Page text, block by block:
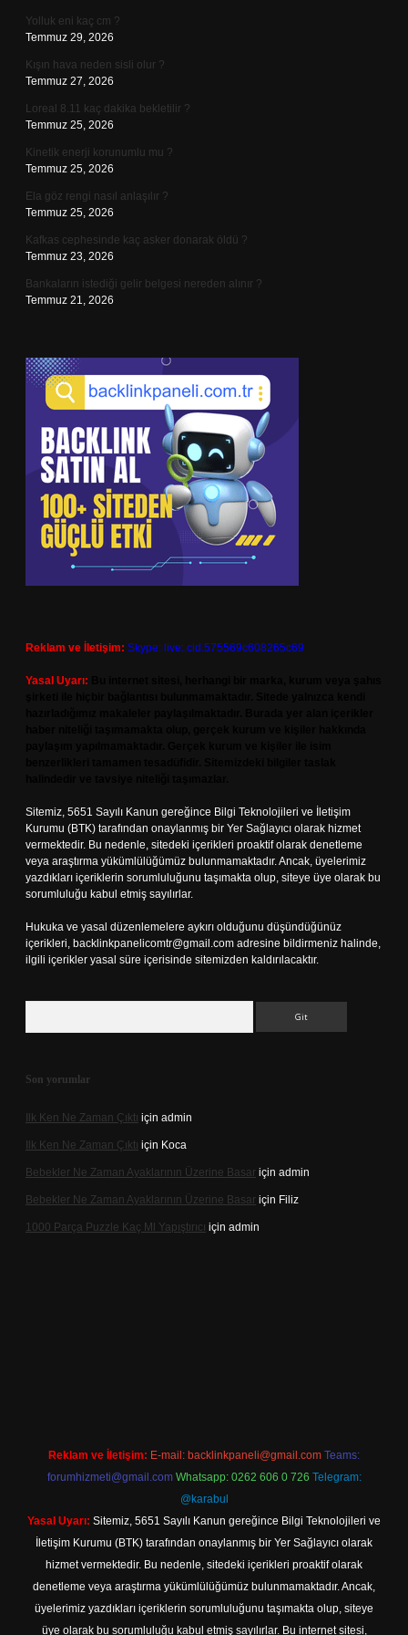
Yolluk eni kaç cm ?
Temmuz 29, 2026
Kışın hava neden sisli olur ?
Temmuz 27, 2026
Loreal 8.11 kaç dakika bekletilir ?
Temmuz 25, 2026
Kinetik enerji korunumlu mu ?
Temmuz 25, 2026
Ela göz rengi nasıl anlaşılır ?
Temmuz 25, 2026
Kafkas cephesinde kaç asker donarak öldü ?
Temmuz 23, 2026
Bankaların istediği gelir belgesi nereden alınır ?
Temmuz 21, 2026
Reklam ve İletişim: Skype: live:.cid.575569c608265c69
Yasal Uyarı:
Sitemiz, 5651 Sayılı Kanun gereğince Bilgi Teknolojileri ve İletişim
Kurumu (BTK) tarafından onaylanmış bir Yer Sağlayıcı olarak hizmet
vermektedir. Bu nedenle, sitedeki içerikleri proaktif olarak denetleme
veya araştırma yükümlülüğümüz bulunmamaktadır. Ancak, üyelerimiz
yazdıkları içeriklerin sorumluluğunu taşımakta olup, siteye üye olarak bu
sorumluluğu kabul etmiş sayılırlar.
Hukuka ve yasal düzenlemelere aykırı olduğunu düşündüğünüz
içerikleri, backlinkpanelicomtr@gmail.com adresine bildirmeniz halinde,
ilgili içerikler yasal süre içerisinde sitemizden kaldırılacaktır.
Son yorumlar
Ilk Ken Ne Zaman Çıktı için admin
Ilk Ken Ne Zaman Çıktı için Koca
Bebekler Ne Zaman Ayaklarının Üzerine Basar için admin
Bebekler Ne Zaman Ayaklarının Üzerine Basar için Filiz
1000 Parça Puzzle Kaç Ml Yapıştırıcı için admin
Reklam ve İletişim: E-mail: backlinkpaneli@gmail.com Teams:
forumhizmeti@gmail.com Whatsapp: 0262 606 0 726 Telegram:
@karabul
Yasal Uyarı: Sitemiz, 5651 Sayılı Kanun gereğince Bilgi Teknolojileri ve
İletişim Kurumu (BTK) tarafından onaylanmış bir Yer Sağlayıcı olarak
hizmet vermektedir. Bu nedenle, sitedeki içerikleri proaktif olarak
denetleme veya araştırma yükümlülüğümüz bulunmamaktadır. Ancak,
üyelerimiz yazdıkları içeriklerin sorumluluğunu taşımakta olup, siteye
üye olarak bu sorumluluğu kabul etmiş sayılırlar. Bu internet sitesi,